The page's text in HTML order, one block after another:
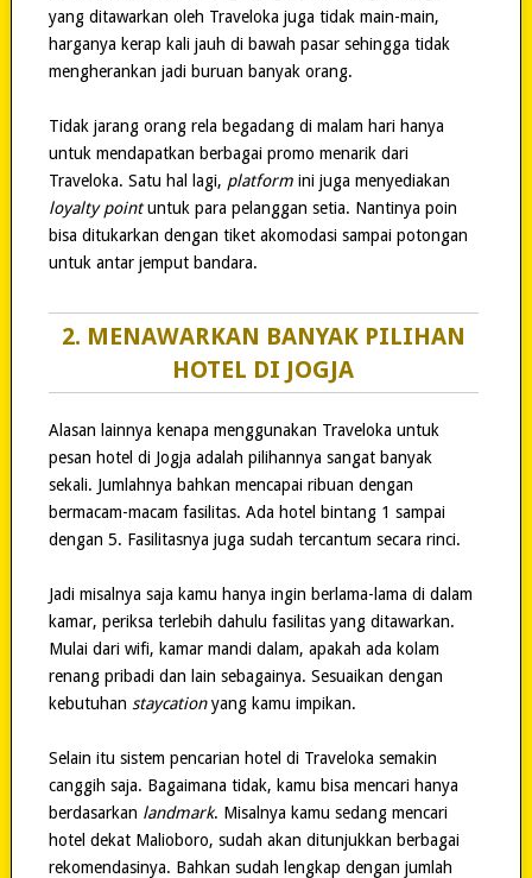
yang ditawarkan oleh Traveloka juga tidak main-main,
harganya kerap kali jauh di bawah pasar sehingga tidak
mengherankan jadi buruan banyak orang.
Tidak jarang orang rela begadang di malam hari hanya
untuk mendapatkan berbagai promo menarik dari
Traveloka. Satu hal lagi, platformini juga menyediakan
loyalty pointuntuk para pelanggan setia. Nantinya poin
bisa ditukarkan dengan tiket akomodasi sampai potongan
untuk antar jemput bandara.
2. MENAWARKAN BANYAK PILIHAN
HOTEL DI JOGJA
Alasan lainnya kenapa menggunakan Traveloka untuk
pesan hotel di Jogja adalah pilihannya sangat banyak
sekali. Jumlahnya bahkan mencapai ribuan dengan
bermacam-macam fasilitas. Ada hotel bintang 1 sampai
dengan 5. Fasilitasnya juga sudah tercantum secara rinci.
Jadi misalnya saja kamu hanya ingin berlama-lama di dalam
kamar, periksa terlebih dahulu fasilitas yang ditawarkan.
Mulai dari wifi, kamar mandi dalam, apakah ada kolam
renang pribadi dan lain sebagainya. Sesuaikan dengan
kebutuhan staycationyang kamu impikan.
Selain itu sistem pencarian hotel di Traveloka semakin
canggih saja. Bagaimana tidak, kamu bisa mencari hanya
berdasarkan landmark. Misalnya kamu sedang mencari
hotel dekat Malioboro, sudah akan ditunjukkan berbagai
rekomendasinya. Bahkan sudah lengkap dengan jumlah